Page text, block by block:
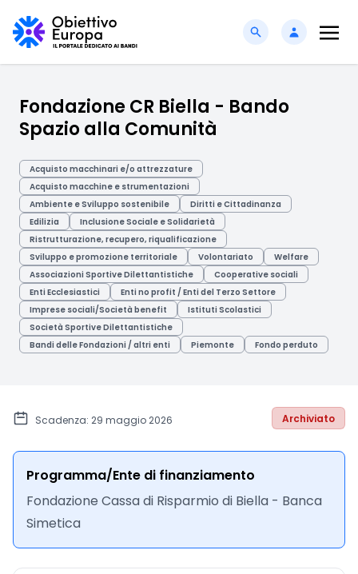
Fondazione CR Biella - Bando
Spazio alla Comunità
Acquisto macchinari e/o attrezzature
Acquisto macchine e strumentazioni
Ambiente e Sviluppo sostenibile
Diritti e Cittadinanza
Edilizia
Inclusione Sociale e Solidarietà
Ristrutturazione, recupero, riqualificazione
Sviluppo e promozione territoriale
Volontariato
Welfare
Associazioni Sportive Dilettantistiche
Cooperative sociali
Enti Ecclesiastici
Enti no profit / Enti del Terzo Settore
Imprese sociali/Società benefit
Istituti Scolastici
Società Sportive Dilettantistiche
Bandi delle Fondazioni / altri enti
Piemonte Fondo perduto
Scadenza: 29 maggio 2026 Archiviato
Programma/Ente di finanziamento
Fondazione Cassa di Risparmio di Biella - Banca
Simetica